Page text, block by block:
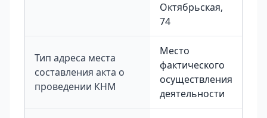
Октябрьская,
74
Тип адреса места
составления акта о
проведении КНМ
Место
фактического
осуществления
деятельности